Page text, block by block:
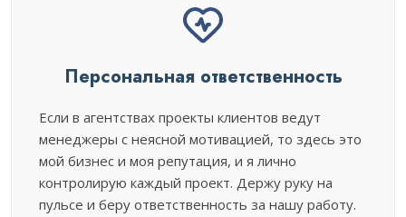
Персональная ответственность
Если в агентствах проекты клиентов ведут
менеджеры с неясной мотивацией, то здесь это
мой бизнес и моя репутация, и я лично
контролирую каждый проект. Держу руку на
пульсе и беру ответственность за нашу работу.